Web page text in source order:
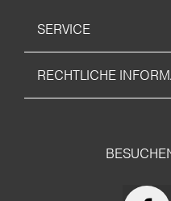
SERVICE
RECHTLICHE